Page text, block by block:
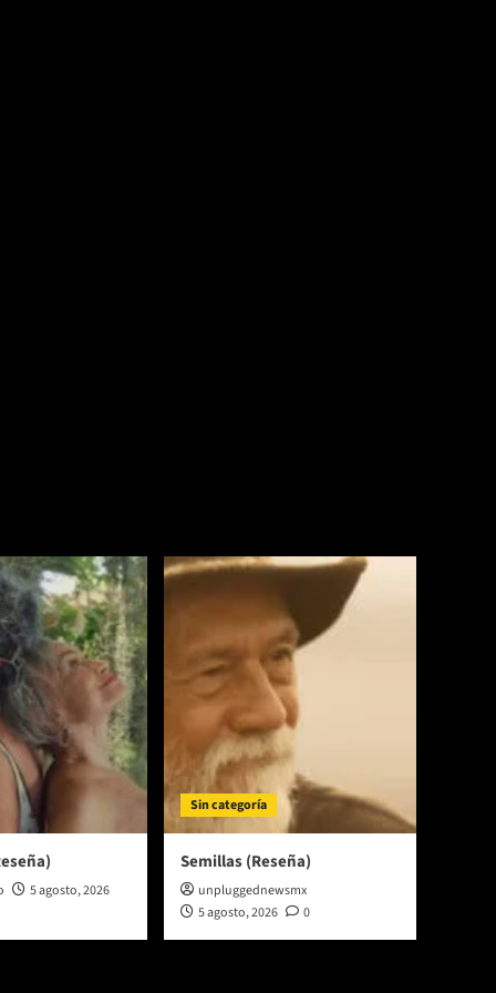
5 agosto, 2026
Sin categoría
Semillas (Reseña)
unpluggednewsmx
5 agosto, 2026
0